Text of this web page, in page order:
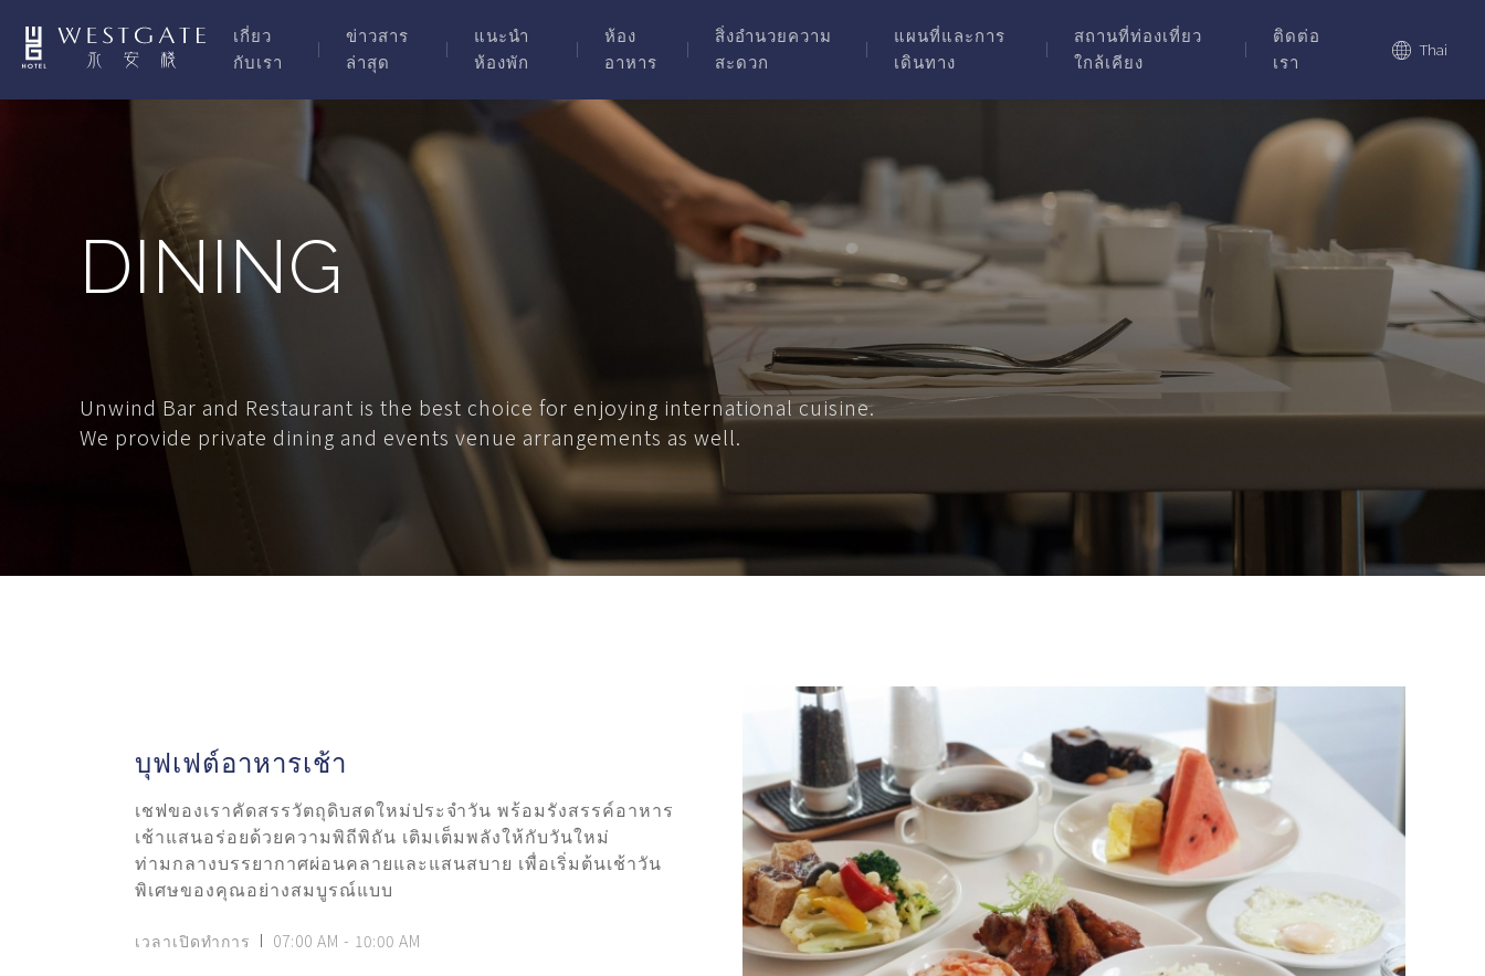
เกี่ยว
กับเรา
ข่าวสาร
ล่าสุด
แนะนำ
ห้องพัก
ห้อง
อาหาร
สิ่งอำนวยความ
สะดวก
แผนที่และการ
เดินทาง
สถานที่ท่องเที่ยว
ใกล้เคียง
ติดต่อ
เรา
Thai
DINING
Unwind Bar and Restaurant is the best choice for enjoying international cuisine.
We provide private dining and events venue arrangements as well.
บุฟเฟต์อาหารเช้า
เชฟของเราคัดสรรวัตถุดิบสดใหม่ประจำวัน พร้อมรังสรรค์อาหาร
เช้าแสนอร่อยด้วยความพิถีพิถัน เติมเต็มพลังให้กับวันใหม่
ท่ามกลางบรรยากาศผ่อนคลายและแสนสบาย เพื่อเริ่มต้นเช้าวัน
พิเศษของคุณอย่างสมบูรณ์แบบ
เวลาเปิดทำการ 07:00 AM - 10:00 AM